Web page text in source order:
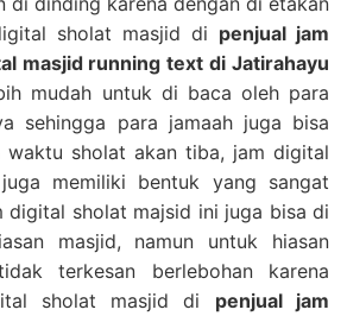
sholat masjid di penjual jam
masjid running text di Jatirahayu
mudah untuk di baca oleh para
sehingga para jamaah juga bisa
waktu sholat akan tiba, jam digital
memiliki bentuk yang sangat
sholat majsid ini juga bisa di
masjid, namun untuk hiasan
terkesan berlebohan karena
sholat masjid di penjual jam